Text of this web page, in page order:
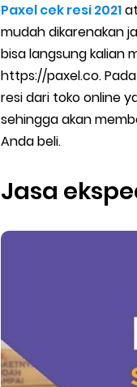
Penyebab dan
Cara Menghitung
Cara
5 Cara Top Up
5 Biaya Potongan
Cara Mudah
Enroute Drop: Arti
Cara Transfer
Paxel cek resi 2021
mudah dikarenakan
bisa langsung kalian
https://paxel.co.
resi dari toko online
sehingga akan
Anda beli.
Jasa